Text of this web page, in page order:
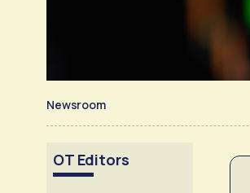
Newsroom
OT Editors